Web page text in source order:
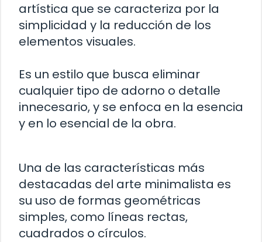
artística que se caracteriza por la
simplicidad y la reducción de los
elementos visuales.
Es un estilo que busca eliminar
cualquier tipo de adorno o detalle
innecesario, y se enfoca en la esencia
y en lo esencial de la obra.
Una de las características más
destacadas del arte minimalista es
su uso de formas geométricas
simples, como líneas rectas,
cuadrados o círculos.